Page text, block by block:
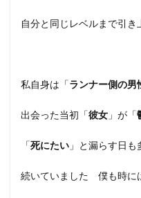
自分と同じレベルまで引
私自身は「ランナー側の男
出会った当初「彼女 」が「
「死にたい 」と漏らす日
続いていました 僕も時に